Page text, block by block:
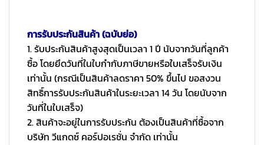
การรับประกันสินค้า (ฉบับย่อ)
1. รับประกันสินค้าสูงสุดเป็นเวลา 1 ปี นับจากวันที่ลูกค้า
ซื้อ โดยยึดวันที่ในใบกำกับภาษีขายหรือใบเสร็จรับเงิน
เท่านั้น (กรณีเป็นสินค้าลดราคา 50% ขึ้นไป ขอสงวน
สิทธิ์การรับประกันสินค้าในระยะเวลา 14 วัน โดยนับจาก
วันที่ในใบเสร็จ)
2. สินค้าจะอยู่ในการรับประกัน ต้องเป็นสินค้าที่ซื้อจาก
บริษัท วีแกดซ์ คอร์ปอเรชั่น จำกัด เท่านั้น